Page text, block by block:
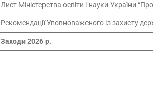
Лист Міністерства освіти і науки України
Рекомендації Уповноваженого із захисту
Заходи 2026 р.